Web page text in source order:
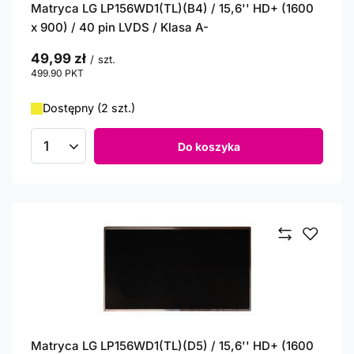
Matryca LG LP156WD1(TL)(B4) / 15,6'' HD+ (1600
x 900) / 40 pin LVDS / Klasa A-
49,99 zł / szt.
499.90 PKT
Dostępny (2 szt.)
Ilość produktów Do koszyka
Matryca LG LP156WD1(TL)(D5) / 15,6'' HD+ (1600